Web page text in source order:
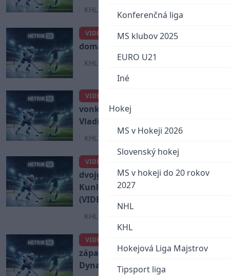
Konferenčná liga
MS klubov 2025
EURO U21
Iné
Hokej
MS v Hokeji 2026
Slovenský hokej
MS v hokeji do 20 rokov
2027
NHL
KHL
Hokejová Liga Majstrov
Tipsport liga
KHL
VIDEO
Slovan Bratislava porazil
doma aj Kunlun Red Star! (VIDEO)
KHL
VIDEO
vonku zdolal Admiral
Vladivostok! (VIDEO)
KHL
VIDEO
dvojgólové vedenie v Číne. S
Kunlunom nakoniec získal bod!
(VIDEO)
KHL
VIDEO
zápas za sebou. Doma porazil aj
Dynamo Moskva! (VIDEO)